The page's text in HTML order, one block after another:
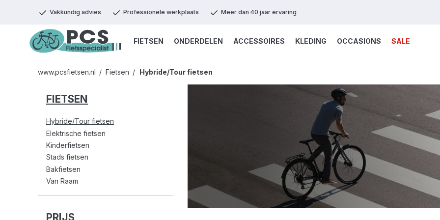
Vakkundig advies Professionele werkplaats Meer dan 40 jaar ervaring
FIETSEN ONDERDELEN ACCESSOIRES KLEDING OCCASIONS SALE
www.pcsfietsen.nl Fietsen Hybride/Tour fietsen
FIETSEN
Hybride/Tour fietsen
Elektrische fietsen
Kinderfietsen
Stads fietsen
Bakfietsen
Van Raam
PRIJS